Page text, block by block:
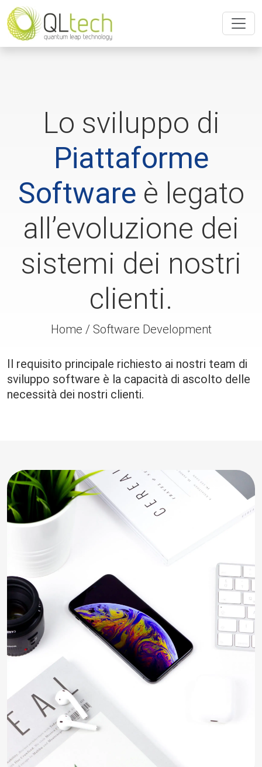
Lo sviluppo di
Piattaforme
Software è legato
all’evoluzione dei
sistemi dei nostri
clienti.
Home / Software Development
Il requisito principale richiesto ai nostri team di
sviluppo software è la capacità di ascolto delle
necessità dei nostri clienti.